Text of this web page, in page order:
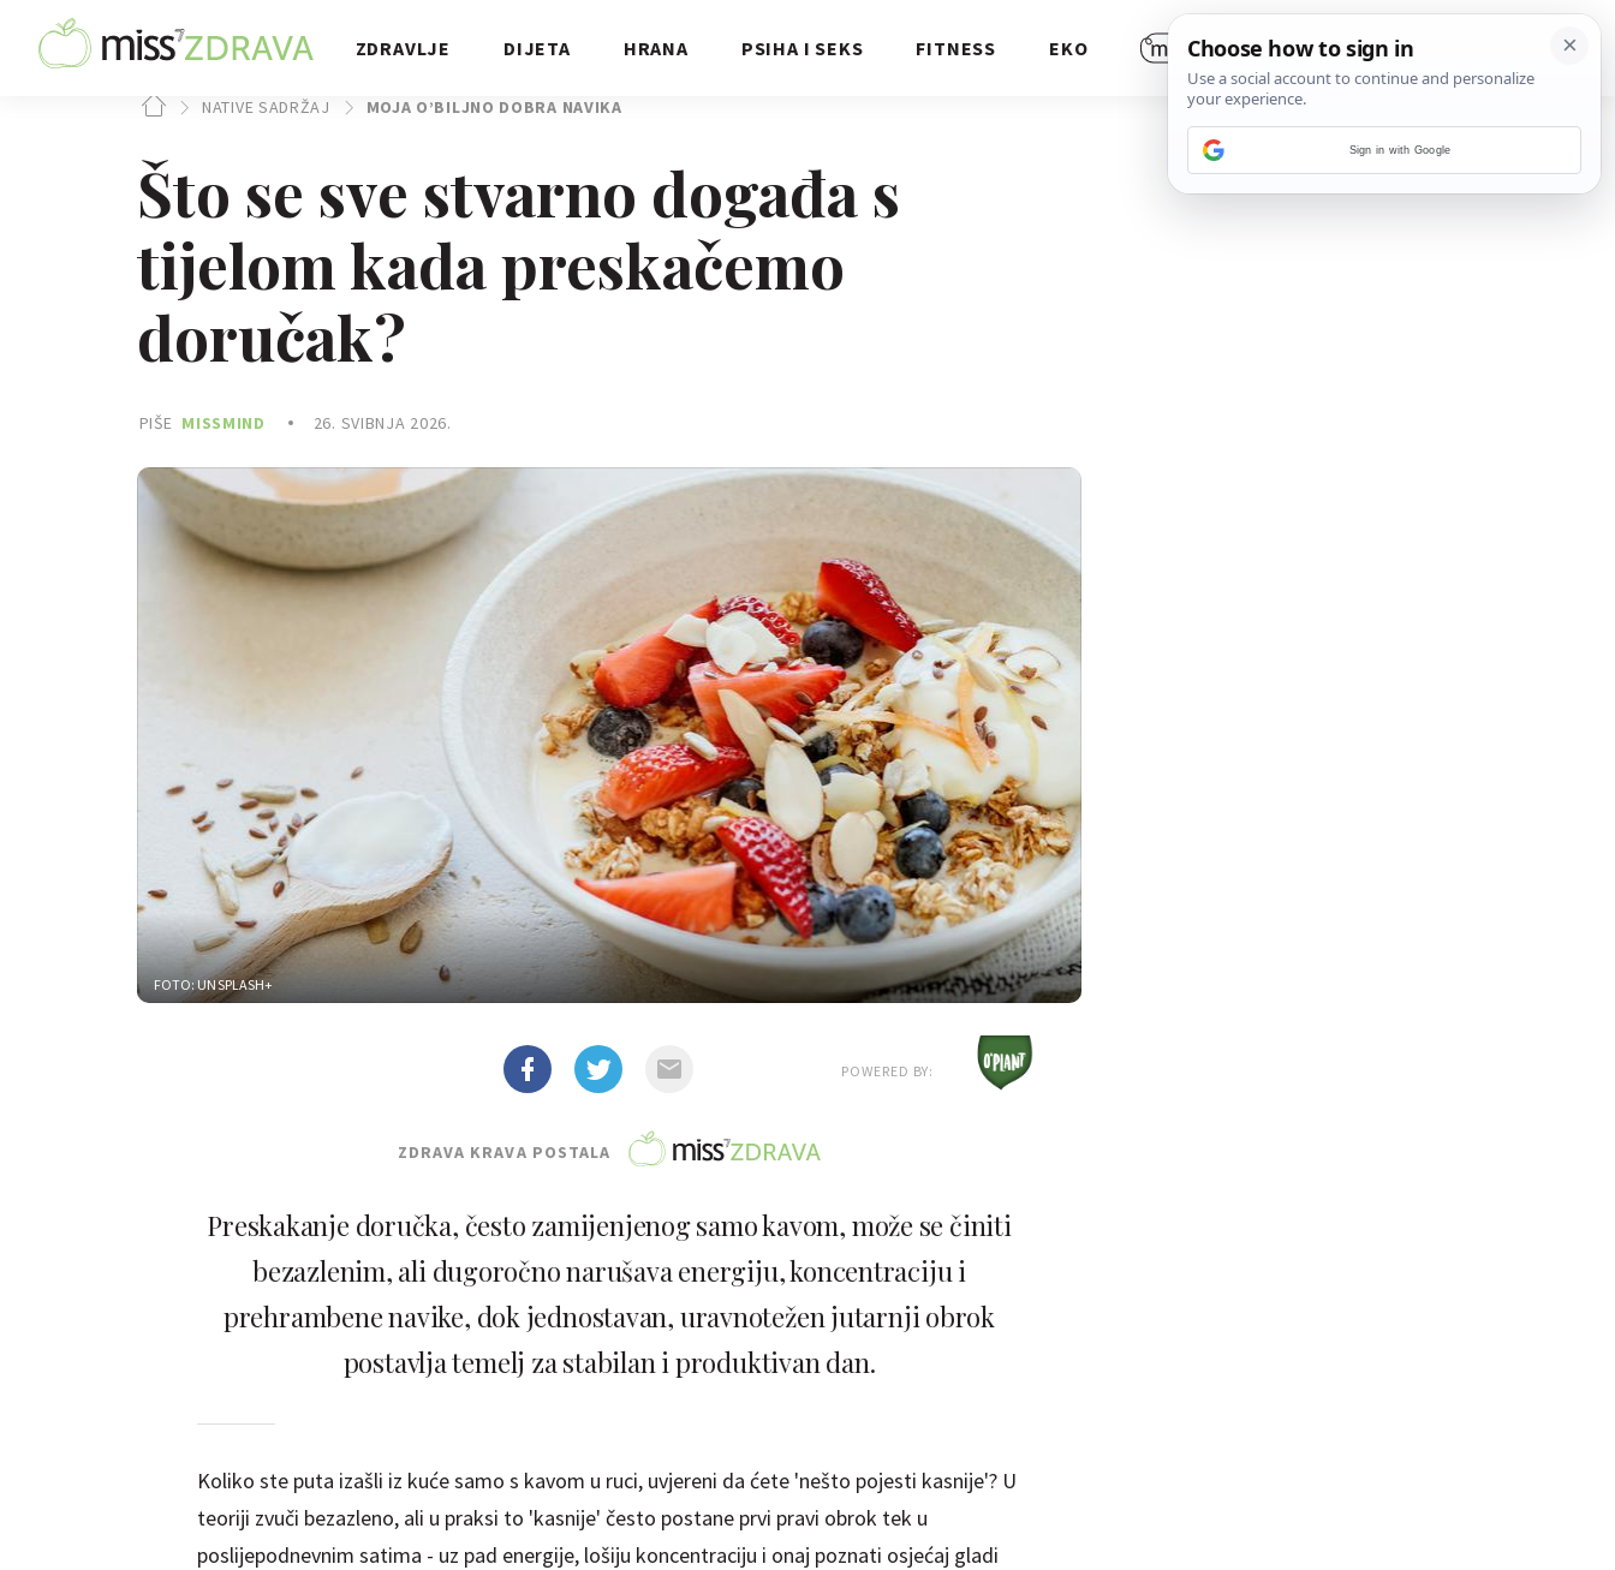
ZDRAVLJE DIJETA HRANA PSIHA I SEKS FITNESS EKO
NATIVE SADRŽAJ MOJA O’BILJNO DOBRA NAVIKA
Što se sve stvarno događa s
tijelom kada preskačemo
doručak?
PIŠE MISSMIND 26. SVIBNJA 2026.
FOTO: UNSPLASH+
POWERED BY:
ZDRAVA KRAVA POSTALA
Preskakanje doručka, često zamijenjenog samo kavom, može se činiti
bezazlenim, ali dugoročno narušava energiju, koncentraciju i
prehrambene navike, dok jednostavan, uravnotežen jutarnji obrok
postavlja temelj za stabilan i produktivan dan.
Koliko ste puta izašli iz kuće samo s kavom u ruci, uvjereni da ćete 'nešto pojesti kasnije'? U
teoriji zvuči bezazleno, ali u praksi to 'kasnije' često postane prvi pravi obrok tek u
poslijepodnevnim satima - uz pad energije, lošiju koncentraciju i onaj poznati osjećaj gladi
Sign in with Google